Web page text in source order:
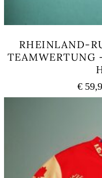
RHEINLAND-
TEAMWERTUNG
€